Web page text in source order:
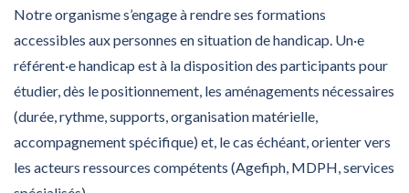
Notre organisme s’engage à rendre ses formations
accessibles aux personnes en situation de handicap. Un·e
référent·e handicap est à la disposition des participants pour
étudier, dès le positionnement, les aménagements nécessaires
(durée, rythme, supports, organisation matérielle,
accompagnement spécifique) et, le cas échéant, orienter vers
les acteurs ressources compétents (Agefiph, MDPH, services